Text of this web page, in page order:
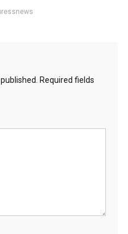
Required fields